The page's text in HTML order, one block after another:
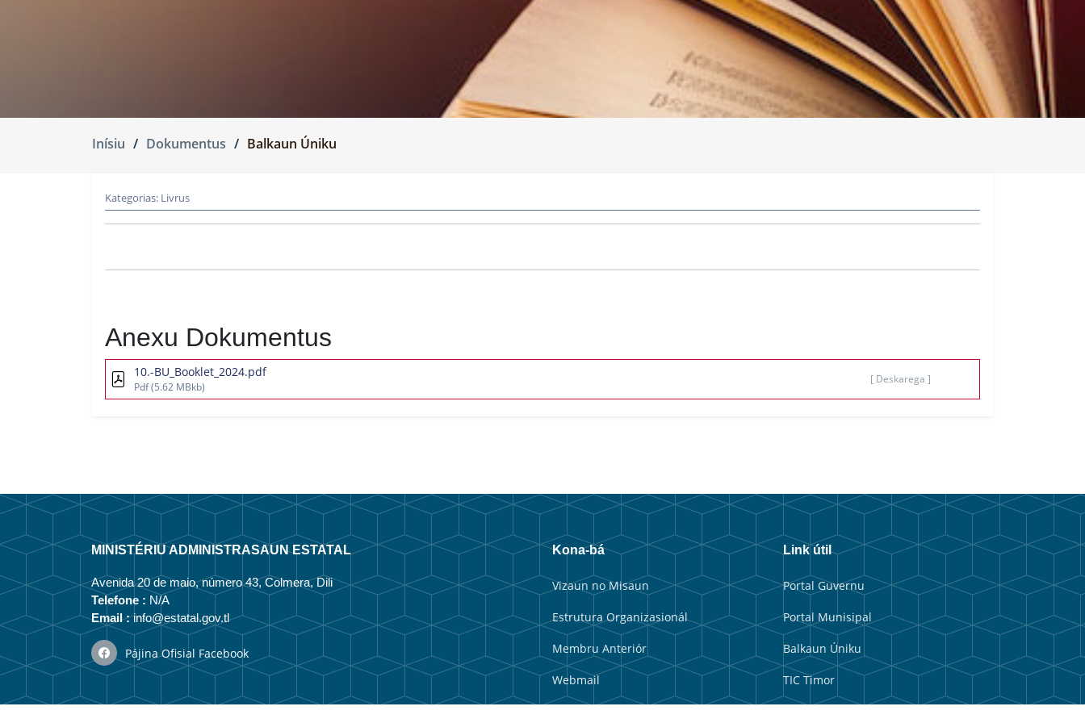
Inísiu Dokumentus Balkaun Úniku
Kategorias: Livrus
Anexu Dokumentus
10.-BU_Booklet_2024.pdf
Pdf(5.62 MBkb)
[ Deskarega ]
MINISTÉRIU ADMINISTRASAUN ESTATAL
Avenida 20 de maio, número 43, Colmera, Dili
Telefone : N/A
Email :info@estatal.gov.tl
Pájina Ofisial Facebook
Kona-bá
Vizaun no Misaun
Estrutura Organizasionál
Membru Anteriór
Webmail
Link útil
Portal Guvernu
Portal Munisipal
Balkaun Úniku
TIC Timor